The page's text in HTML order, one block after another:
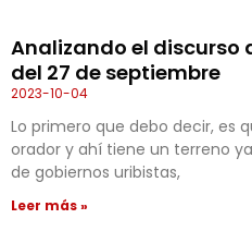
Analizando el discurso
del 27 de septiembre
2023-10-04
Lo primero que debo decir, es
orador y ahí tiene un terreno
de gobiernos uribistas,
Leer más »